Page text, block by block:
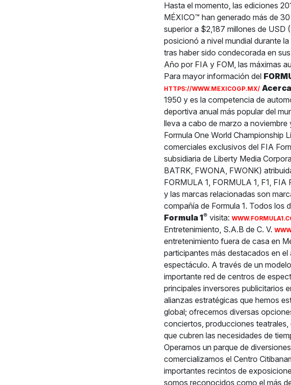
Hasta el momento, las ediciones
MÉXICO™ han generado más de
superior a $2,187 millones de USD
posicionó a nivel mundial durante
tras haber sido condecorada en
Año por FIA y FOM, las máximas
Para mayor información del
HTTPS://WWW.MEXICOGP.MX/
1950 y es la competencia de
deportiva anual más popular del
lleva a cabo de marzo a noviembre
Formula One World Championship
comerciales exclusivos del FIA
subsidiaria de Liberty Media
BATRK, FWONA, FWONK)
FORMULA 1, FORMULA 1, F1,
y las marcas relacionadas son
compañía de Formula 1. Todos los
Formula 1® visita:
Entretenimiento, S.A.B de C. V.
entretenimiento fuera de casa en
participantes más destacados en
espectáculo. A través de un
importante red de centros de
principales inversores publicitarios
alianzas estratégicas que hemos
global; ofrecemos diversas
conciertos, producciones
que cubren las necesidades de
Operamos un parque de
comercializamos el Centro
importantes recintos de
somos reconocidos como el más